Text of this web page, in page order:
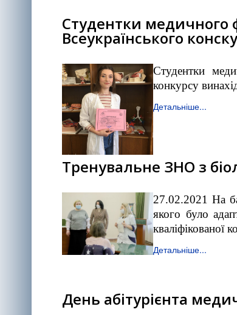
Студентки медичного
Всеукраїнського
Студентки
конкурсу
Детальніше...
Тренувальне ЗНО з
27.02.2021 На
якого було
кваліфікованої
Детальніше...
День абітурієнта